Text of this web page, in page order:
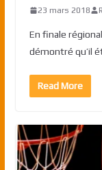
23 mars 2018
En finale
démontré qu’il
Read More